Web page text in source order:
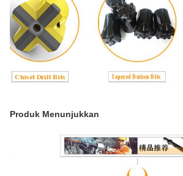
Produk Menunjukkan